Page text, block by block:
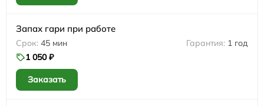
Запах гари при работе
45 мин
1 год
1 050 ₽
Заказать